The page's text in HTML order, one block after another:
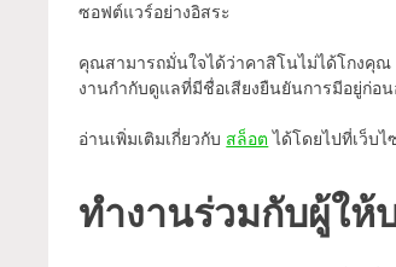
ซอฟต์แวร์อย่างอิสระ
คุณสามารถมั่นใจได้ว่าคาสิโนไม่ได้โกงคุณ
งานกำกับดูแลที่มีชื่อเสียงยืนยันการมีอยู่ก่อ
อ่านเพิ่มเติมเกี่ยวกับ สล็อต ได้โดยไปที่เว็บ
ทำงานร่วมกับผู้ให้